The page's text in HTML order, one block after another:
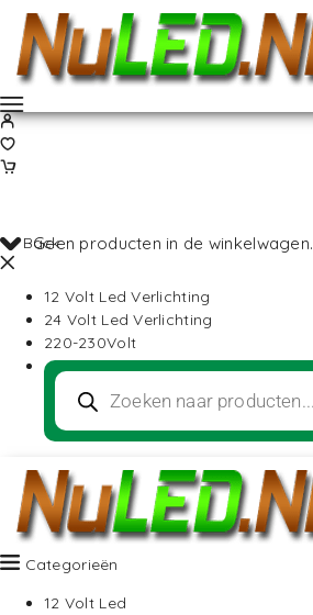
Geen producten in de winkelwagen.
Back
12 Volt Led Verlichting
24 Volt Led Verlichting
220-230Volt
Categorieën
12 Volt Led